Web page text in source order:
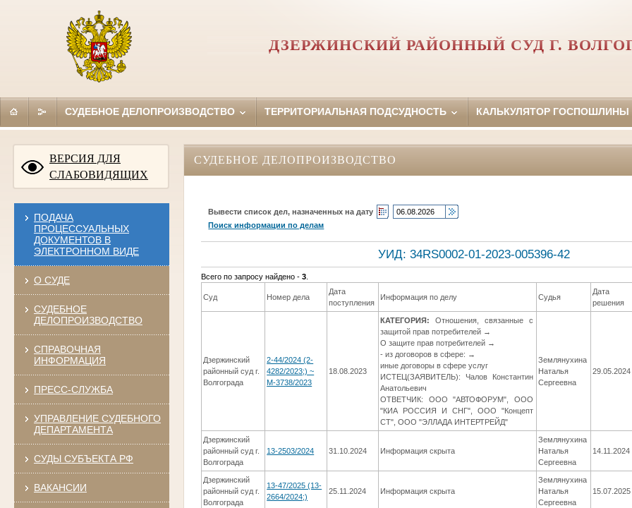
ДЗЕРЖИНСКИЙ РАЙОННЫЙ СУД Г.
СУДЕБНОЕ ДЕЛОПРОИЗВОДСТВО ТЕРРИТОРИАЛЬНАЯ ПОДСУДНОСТЬ КАЛЬКУЛЯТОР ГОСПОШЛИНЫ
ВЕРСИЯ ДЛЯ
СЛАБОВИДЯЩИХ
ПОДАЧА
ПРОЦЕССУАЛЬНЫХ
ДОКУМЕНТОВ В
ЭЛЕКТРОННОМ ВИДЕ
О СУДЕ
СУДЕБНОЕ
ДЕЛОПРОИЗВОДСТВО
СПРАВОЧНАЯ
ИНФОРМАЦИЯ
ПРЕСС-СЛУЖБА
УПРАВЛЕНИЕ СУДЕБНОГО
ДЕПАРТАМЕНТА
СУДЫ СУБЪЕКТА РФ
ВАКАНСИИ
СУДЕБНОЕ ДЕЛОПРОИЗВОДСТВО
Вывести список дел, назначенных на дату
Поиск информации по делам
УИД: 34RS0002-01-2023-005396-42
Всего по запросу найдено -3
Суд Номер дела
Дата
поступления
Информация по делу Судья
Дата
решения
Дзержинский
районный суд г.
Волгограда
2-44/2024 (2-
4282/2023;) ~
М-3738/2023
18.08.2023
КАТЕГОРИЯ: Отношения, связанные с
защитой прав потребителей →
О защите прав потребителей →
- из договоров в сфере: →
иные договоры в сфере услуг
ИСТЕЦ(ЗАЯВИТЕЛЬ): Чалов Константин
Анатольевич
ОТВЕТЧИК: ООО "АВТОФОРУМ", ООО
"КИА РОССИЯ И СНГ", ООО "Концепт
СТ", ООО "ЭЛЛАДА ИНТЕРТРЕЙД"
Землянухина
Наталья
Сергеевна
29.05.2024
Дзержинский
районный суд г.
Волгограда
13-2503/2024 31.10.2024 Информация скрыта
Землянухина
Наталья
Сергеевна
14.11.2024
Дзержинский
районный суд г.
Волгограда
13-47/2025 (13-
2664/2024;)
25.11.2024 Информация скрыта
Землянухина
Наталья
Сергеевна
15.07.2025